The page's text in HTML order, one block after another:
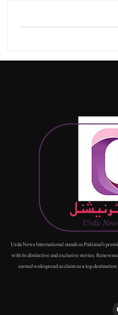
"Urdu News International stands as Pakistan's
with its distinctive and exclusive stories.
earned widespread acclaim as a top